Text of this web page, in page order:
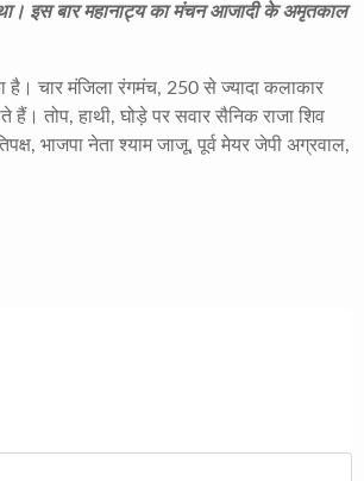
था। इस बार महानाट्य का मंचन आजादी के अमृतकाल
है। चार मंजिला रंगमंच, 250 से ज्यादा कलाकार
हैं। तोप, हाथी, घोड़े पर सवार सैनिक राजा शिव
भाजपा नेता श्याम जाजू, पूर्व मेयर जेपी अग्रवाल,